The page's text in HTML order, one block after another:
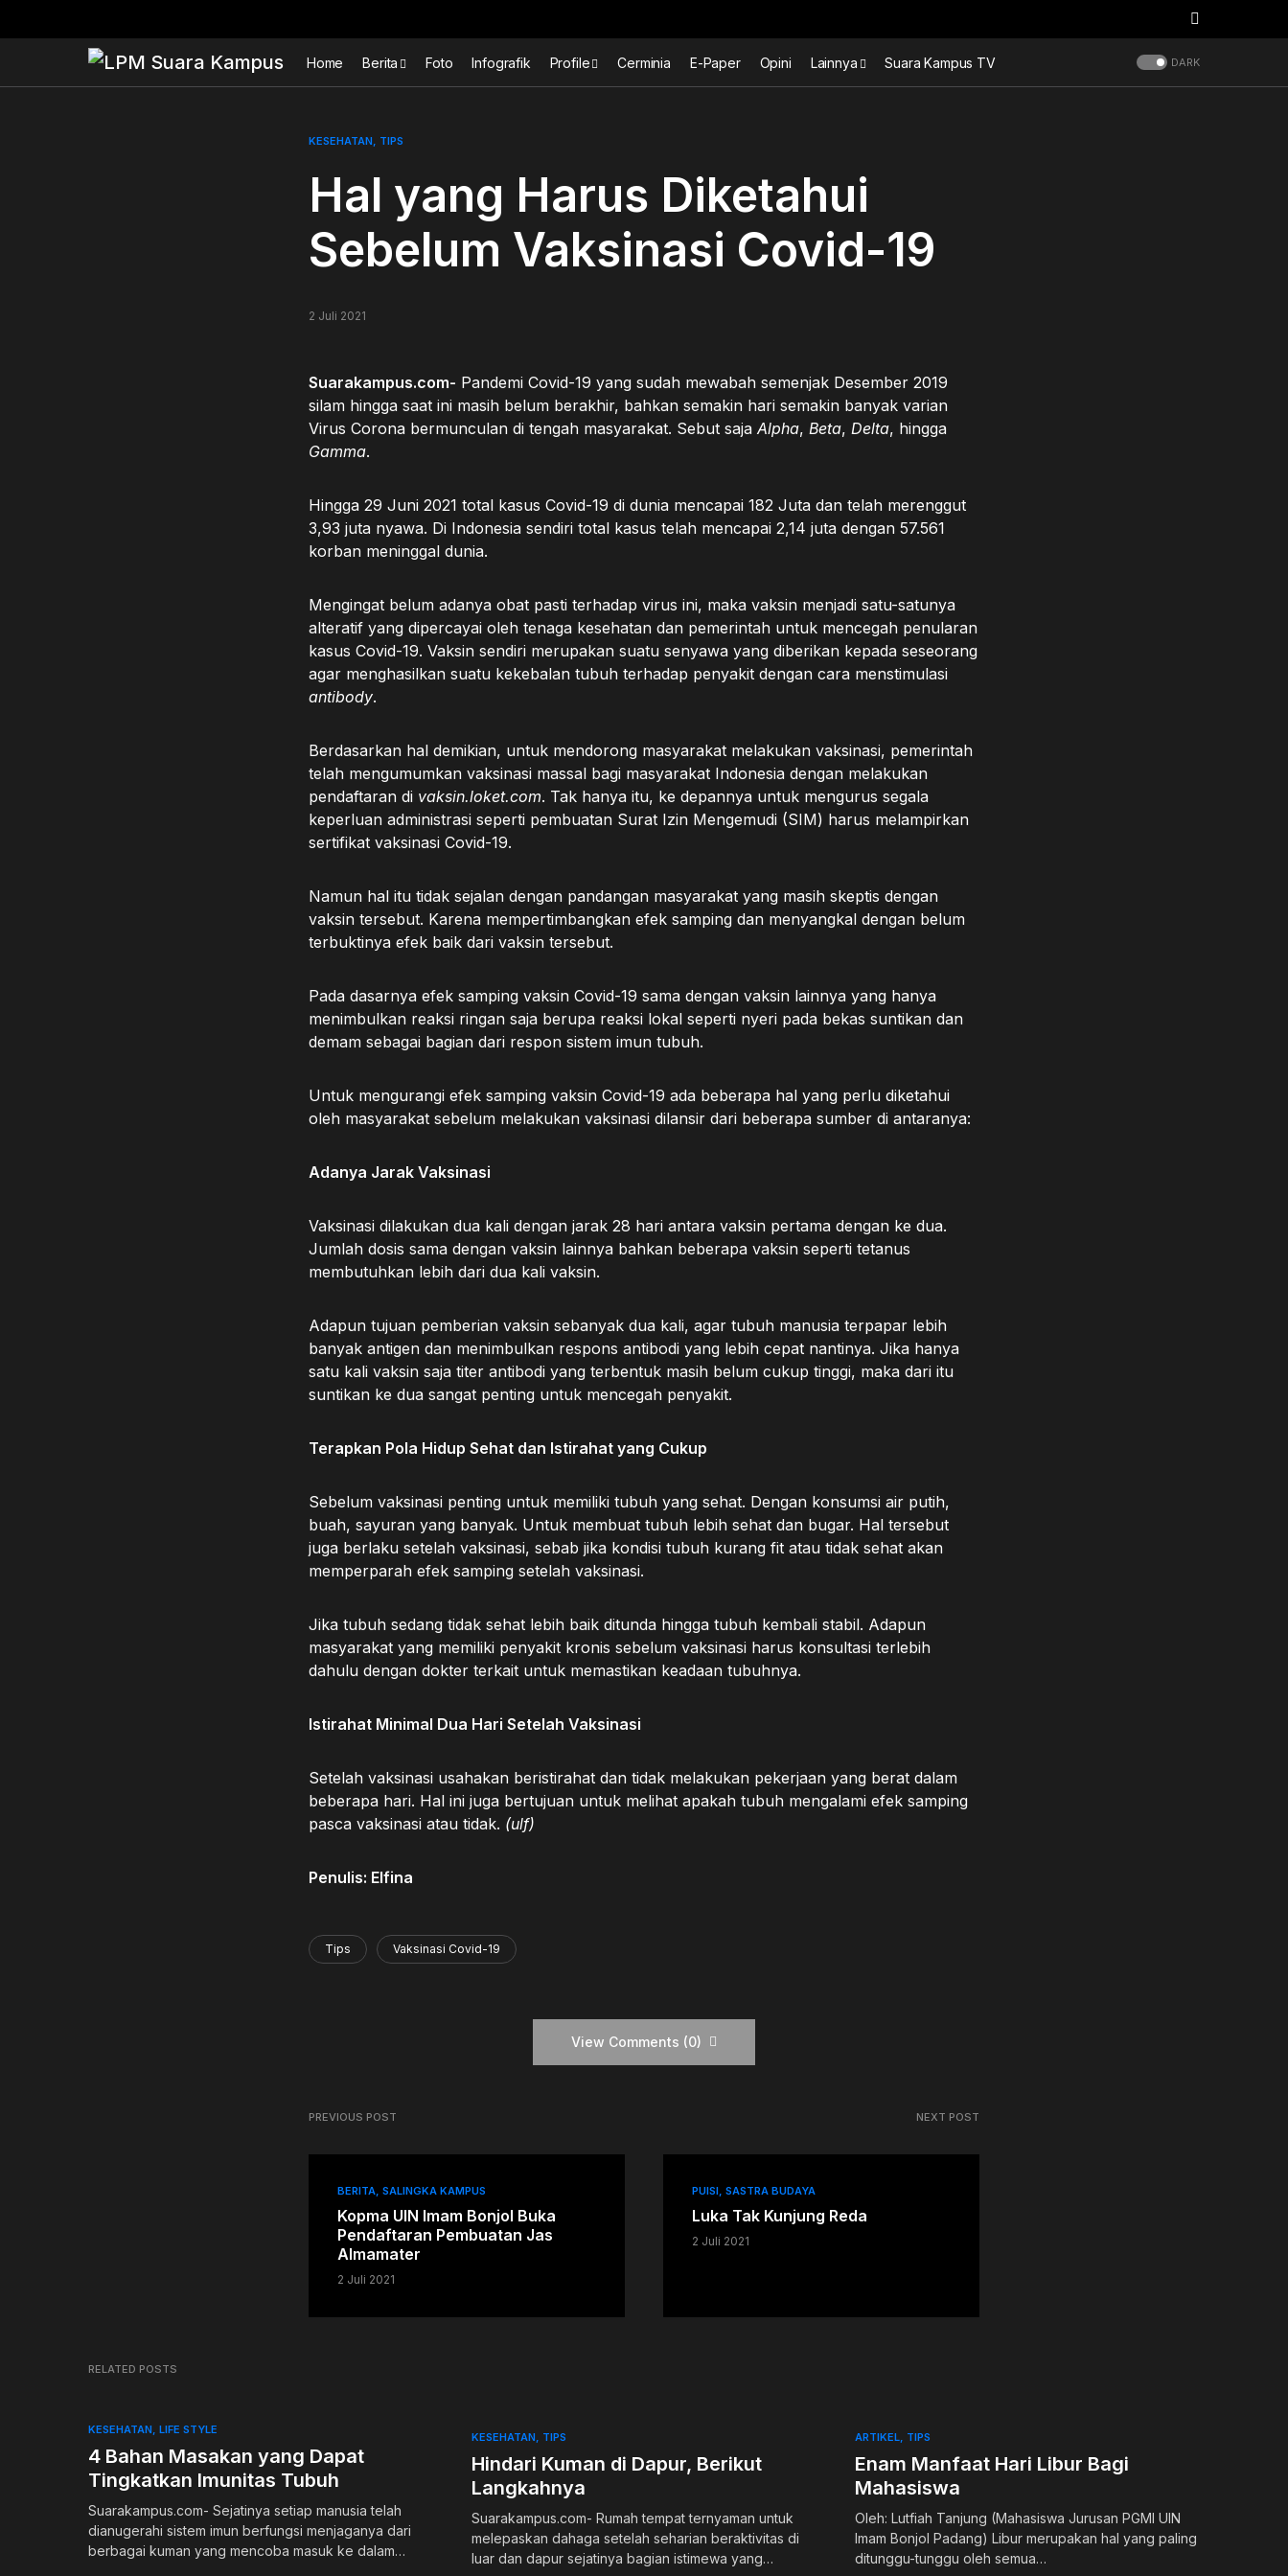
Home Berita Foto Infografik Profile Cerminia E-Paper Opini Lainnya Suara Kampus TV DARK
KESEHATAN TIPS
Hal yang Harus Diketahui
Sebelum Vaksinasi Covid-19
2 Juli 2021
Suarakampus.com- Pandemi Covid-19 yang sudah mewabah semenjak Desember 2019
silam hingga saat ini masih belum berakhir, bahkan semakin hari semakin banyak varian
Virus Corona bermunculan di tengah masyarakat. Sebut saja Alpha, Beta, Delta, hingga
Gamma.
Hingga 29 Juni 2021 total kasus Covid-19 di dunia mencapai 182 Juta dan telah merenggut
3,93 juta nyawa. Di Indonesia sendiri total kasus telah mencapai 2,14 juta dengan 57.561
korban meninggal dunia.
Mengingat belum adanya obat pasti terhadap virus ini, maka vaksin menjadi satu-satunya
alteratif yang dipercayai oleh tenaga kesehatan dan pemerintah untuk mencegah penularan
kasus Covid-19. Vaksin sendiri merupakan suatu senyawa yang diberikan kepada seseorang
agar menghasilkan suatu kekebalan tubuh terhadap penyakit dengan cara menstimulasi
antibody.
Berdasarkan hal demikian, untuk mendorong masyarakat melakukan vaksinasi, pemerintah
telah mengumumkan vaksinasi massal bagi masyarakat Indonesia dengan melakukan
pendaftaran di vaksin.loket.com. Tak hanya itu, ke depannya untuk mengurus segala
keperluan administrasi seperti pembuatan Surat Izin Mengemudi (SIM) harus melampirkan
sertifikat vaksinasi Covid-19.
Namun hal itu tidak sejalan dengan pandangan masyarakat yang masih skeptis dengan
vaksin tersebut. Karena mempertimbangkan efek samping dan menyangkal dengan belum
terbuktinya efek baik dari vaksin tersebut.
Pada dasarnya efek samping vaksin Covid-19 sama dengan vaksin lainnya yang hanya
menimbulkan reaksi ringan saja berupa reaksi lokal seperti nyeri pada bekas suntikan dan
demam sebagai bagian dari respon sistem imun tubuh.
Untuk mengurangi efek samping vaksin Covid-19 ada beberapa hal yang perlu diketahui
oleh masyarakat sebelum melakukan vaksinasi dilansir dari beberapa sumber di antaranya:
Adanya Jarak Vaksinasi
Vaksinasi dilakukan dua kali dengan jarak 28 hari antara vaksin pertama dengan ke dua.
Jumlah dosis sama dengan vaksin lainnya bahkan beberapa vaksin seperti tetanus
membutuhkan lebih dari dua kali vaksin.
Adapun tujuan pemberian vaksin sebanyak dua kali, agar tubuh manusia terpapar lebih
banyak antigen dan menimbulkan respons antibodi yang lebih cepat nantinya. Jika hanya
satu kali vaksin saja titer antibodi yang terbentuk masih belum cukup tinggi, maka dari itu
suntikan ke dua sangat penting untuk mencegah penyakit.
Terapkan Pola Hidup Sehat dan Istirahat yang Cukup
Sebelum vaksinasi penting untuk memiliki tubuh yang sehat. Dengan konsumsi air putih,
buah, sayuran yang banyak. Untuk membuat tubuh lebih sehat dan bugar. Hal tersebut
juga berlaku setelah vaksinasi, sebab jika kondisi tubuh kurang fit atau tidak sehat akan
memperparah efek samping setelah vaksinasi.
Jika tubuh sedang tidak sehat lebih baik ditunda hingga tubuh kembali stabil. Adapun
masyarakat yang memiliki penyakit kronis sebelum vaksinasi harus konsultasi terlebih
dahulu dengan dokter terkait untuk memastikan keadaan tubuhnya.
Istirahat Minimal Dua Hari Setelah Vaksinasi
Setelah vaksinasi usahakan beristirahat dan tidak melakukan pekerjaan yang berat dalam
beberapa hari. Hal ini juga bertujuan untuk melihat apakah tubuh mengalami efek samping
pasca vaksinasi atau tidak. (ulf)
Penulis: Elfina
Tips Vaksinasi Covid-19
View Comments (0)
PREVIOUS POST
BERITA SALINGKA KAMPUS
Kopma UIN Imam Bonjol Buka
Pendaftaran Pembuatan Jas
Almamater
2 Juli 2021
NEXT POST
PUISI SASTRA BUDAYA
Luka Tak Kunjung Reda
2 Juli 2021
RELATED POSTS
KESEHATAN LIFE STYLE
4 Bahan Masakan yang Dapat
Tingkatkan Imunitas Tubuh
Suarakampus.com- Sejatinya setiap manusia telah
dianugerahi sistem imun berfungsi menjaganya dari
berbagai kuman yang mencoba masuk ke dalam…
KESEHATAN TIPS
Hindari Kuman di Dapur, Berikut
Langkahnya
Suarakampus.com- Rumah tempat ternyaman untuk
melepaskan dahaga setelah seharian beraktivitas di
luar dan dapur sejatinya bagian istimewa yang…
ARTIKEL TIPS
Enam Manfaat Hari Libur Bagi
Mahasiswa
Oleh: Lutfiah Tanjung (Mahasiswa Jurusan PGMI UIN
Imam Bonjol Padang) Libur merupakan hal yang paling
ditunggu-tunggu oleh semua…